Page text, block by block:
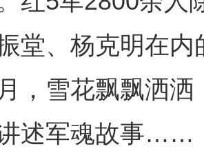
堂、杨克明在
，雪花飘飘洒
述军魂故事……